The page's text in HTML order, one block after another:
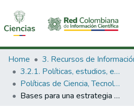
Communities & Collections
All of DSpace
Statistics
Home
3.2.1. Políticas, estudios, evaluaciones e indicadores de CTeI
Políticas de Ciencia, Tecnología e Innovación
Bases para una estrategia de innovación y competitividad para Colombia